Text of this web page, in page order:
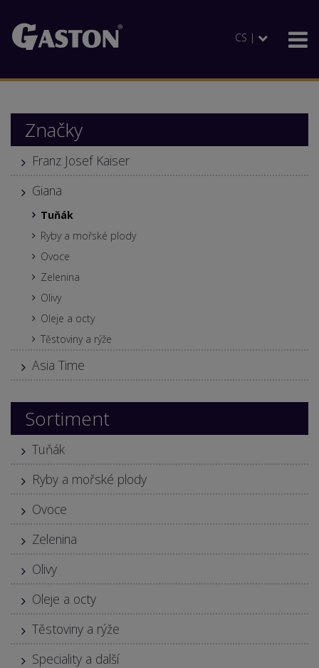
CS |
Značky
Franz Josef Kaiser
Giana
Tuňák
Ryby a mořské plody
Ovoce
Zelenina
Olivy
Oleje a octy
Těstoviny a rýže
Asia Time
Sortiment
Tuňák
Ryby a mořské plody
Ovoce
Zelenina
Olivy
Oleje a octy
Těstoviny a rýže
Speciality a další